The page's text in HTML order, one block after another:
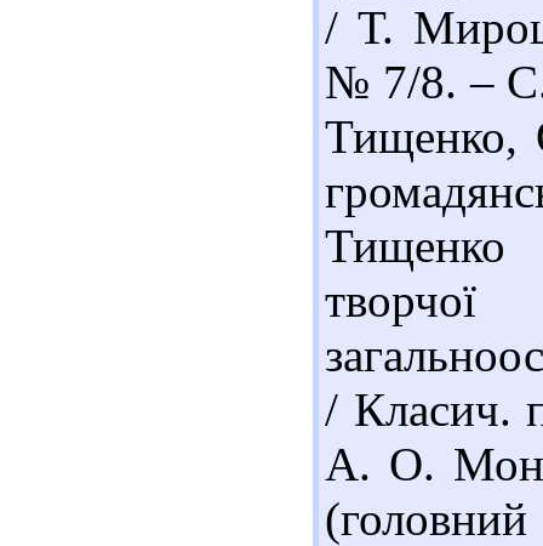
/ Т.
№ 7/8. –
Тищенко,
Тищенко
/ Класич.
А. О.